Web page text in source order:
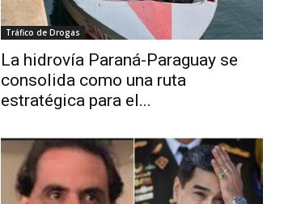
Tráfico de Drogas
La hidrovía Paraná-Paraguay se
consolida como una ruta
estratégica para el...